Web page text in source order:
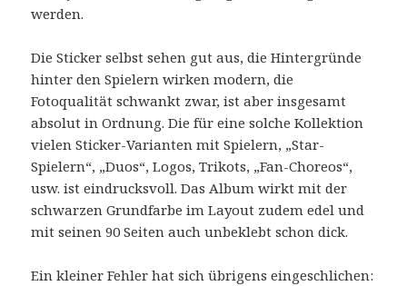
werden.
Die Sticker selbst sehen gut aus, die Hintergründe
hinter den Spielern wirken modern, die
Fotoqualität schwankt zwar, ist aber insgesamt
absolut in Ordnung. Die für eine solche Kollektion
vielen Sticker-Varianten mit Spielern, „Star-
Spielern“, „Duos“, Logos, Trikots, „Fan-Choreos“,
usw. ist eindrucksvoll. Das Album wirkt mit der
schwarzen Grundfarbe im Layout zudem edel und
mit seinen 90 Seiten auch unbeklebt schon dick.
Ein kleiner Fehler hat sich übrigens eingeschlichen: